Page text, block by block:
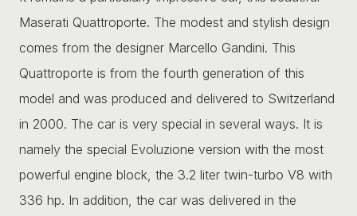
Maserati Quattroporte. The modest and stylish design
comes from the designer Marcello Gandini. This
Quattroporte is from the fourth generation of this
model and was produced and delivered to Switzerland
in 2000. The car is very special in several ways. It is
namely the special Evoluzione version with the most
powerful engine block, the 3.2 liter twin-turbo V8 with
336 hp. In addition, the car was delivered in the